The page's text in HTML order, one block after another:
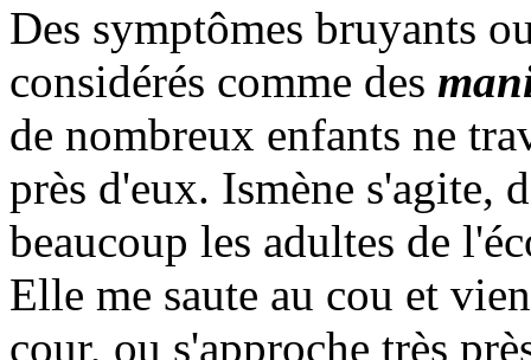
Des symptômes bruyants
considérés comme des
de nombreux enfants ne
près d'eux. Ismène s'agite,
beaucoup les adultes de
Elle me saute au cou et
cour, ou s'approche très